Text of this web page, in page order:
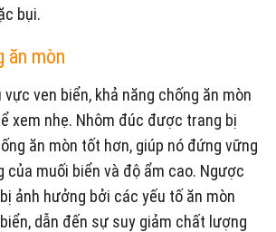
bụi.
ăn mòn
ven biển, khả năng chống ăn mòn
xem nhẹ. Nhôm đúc được trang bị
ăn mòn tốt hơn, giúp nó đứng vững
muối biển và độ ẩm cao. Ngược
ảnh hưởng bởi các yếu tố ăn mòn
dẫn đến sự suy giảm chất lượng